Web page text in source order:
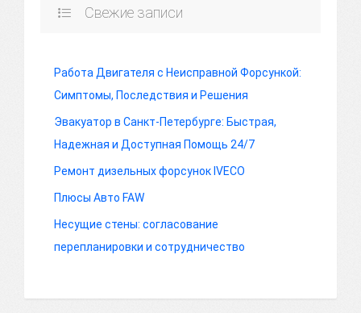
Свежие записи
Работа Двигателя с Неисправной Форсункой:
Симптомы, Последствия и Решения
Эвакуатор в Санкт-Петербурге: Быстрая,
Надежная и Доступная Помощь 24/7
Ремонт дизельных форсунок IVECO
Плюсы Авто FAW
Несущие стены: согласование
перепланировки и сотрудничество